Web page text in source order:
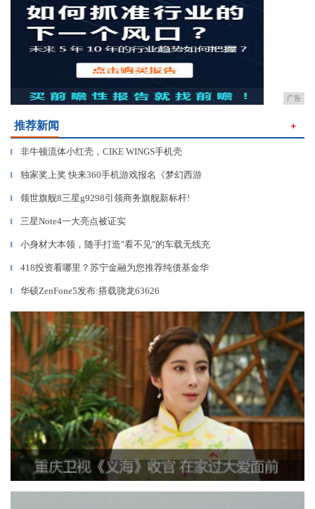
广告
推荐新闻 ＋
▎ 非牛顿流体小红壳，CIKE WINGS手机壳
▎ 独家奖上奖 快来360手机游戏报名《梦幻西游
▎ 领世旗舰8三星g9298引领商务旗舰新标杆!
▎ 三星Note4一大亮点被证实
▎ 小身材大本领，随手打造″看不见″的车载无线充
▎ 418投资看哪里？苏宁金融为您推荐纯债基金华
▎ 华硕ZenFone5发布:搭载骁龙63626